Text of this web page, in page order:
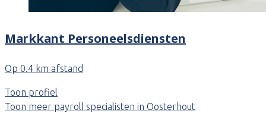
Markkant Personeelsdiensten
Op 0.4 km afstand
Toon profiel
Toon meer payroll specialisten in Oosterhout